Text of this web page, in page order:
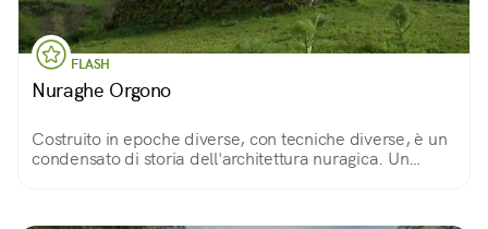
FLASH
Nuraghe Orgono
Costruito in epoche diverse, con tecniche diverse, è un
condensato di storia dell'architettura nuragica. Un